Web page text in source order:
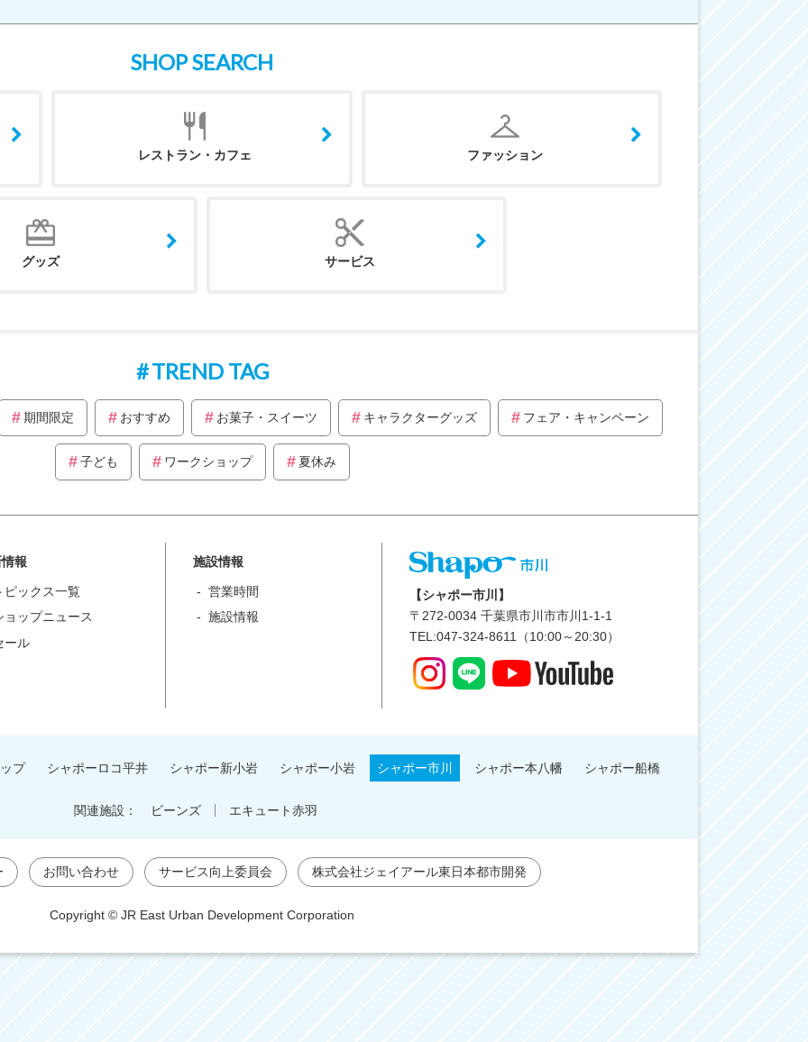
SHOP SEARCH
レストラン・カフェ ファッション
グッズ サービス
TREND TAG
期間限定 おすすめ お菓子・スイーツ キャラクターグッズ フェア・キャンペーン
子ども ワークショップ 夏休み
報
ピックス一覧
ョップニュース
ール
施設情報
営業時間
施設情報
【シャポー市川】
〒 272-0034 千葉県市川市市川1-1-1
TEL:047-324-8611（10:00～20:30）
プ シャポーロコ平井 シャポー新小岩 シャポー小岩 シャポー市川 シャポー本八幡 シャポー船橋
関連施設： ビーンズ エキュート赤羽
お問い合わせ サービス向上委員会 株式会社ジェイアール東日本都市開発
Copyright © JR East Urban Development Corporation